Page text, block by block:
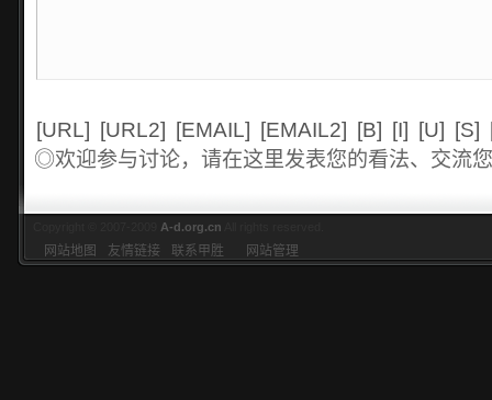
[URL] [URL2] [EMAIL] [EMAIL2] [B] [I] [U] [S]
◎欢迎参与讨论，请在这里发表您的看法、交流
A-d.org.cn
网站地图 友情链接 联系甲胜 网站管理